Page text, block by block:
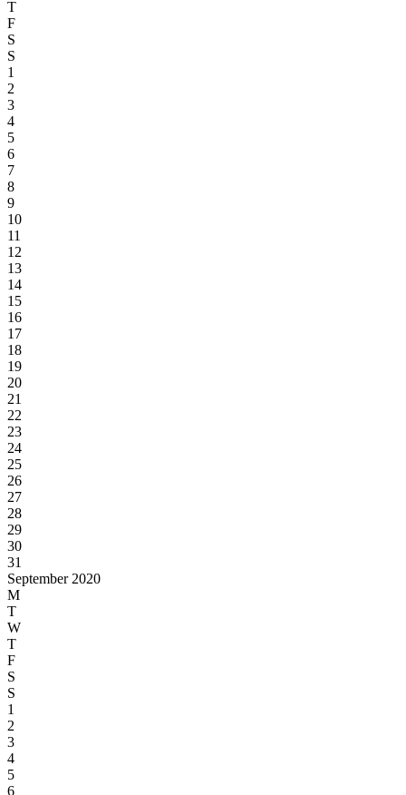
T
F
S
S
1
2
3
4
5
6
7
8
9
10
11
12
13
14
15
16
17
18
19
20
21
22
23
24
25
26
27
28
29
30
31
September 2020
M
T
W
T
F
S
S
1
2
3
4
5
6